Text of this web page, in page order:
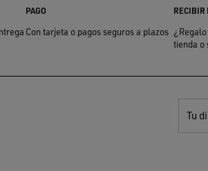
PAGO
Con tarjeta o pagos seguros a plazos
RECIBIR
tienda o
Tu